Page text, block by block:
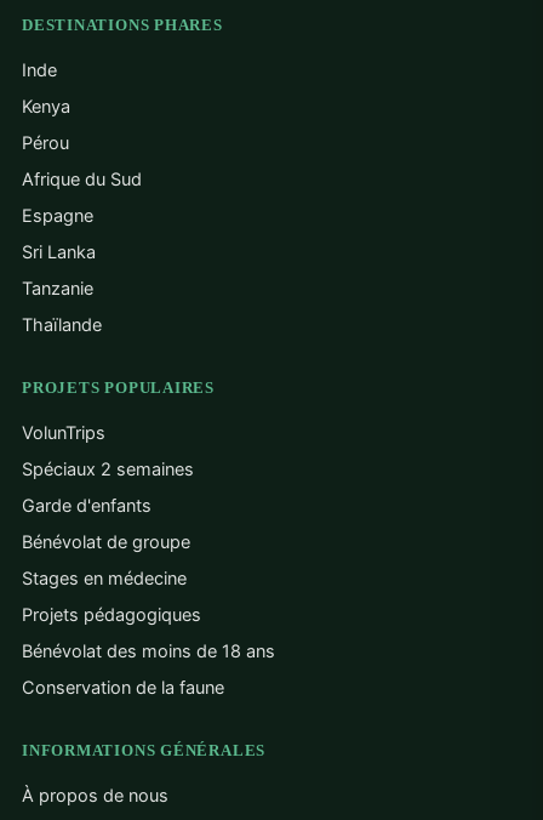
DESTINATIONS PHARES
Inde
Kenya
Pérou
Afrique du Sud
Espagne
Sri Lanka
Tanzanie
Thaïlande
PROJETS POPULAIRES
VolunTrips
Spéciaux 2 semaines
Garde d'enfants
Bénévolat de groupe
Stages en médecine
Projets pédagogiques
Bénévolat des moins de 18 ans
Conservation de la faune
INFORMATIONS GÉNÉRALES
À propos de nous